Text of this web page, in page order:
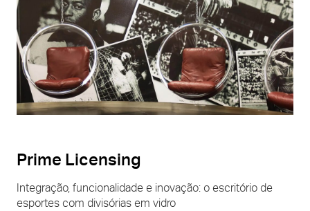
Prime Licensing
Integração, funcionalidade e inovação: o escritório de
esportes com divisórias em vidro